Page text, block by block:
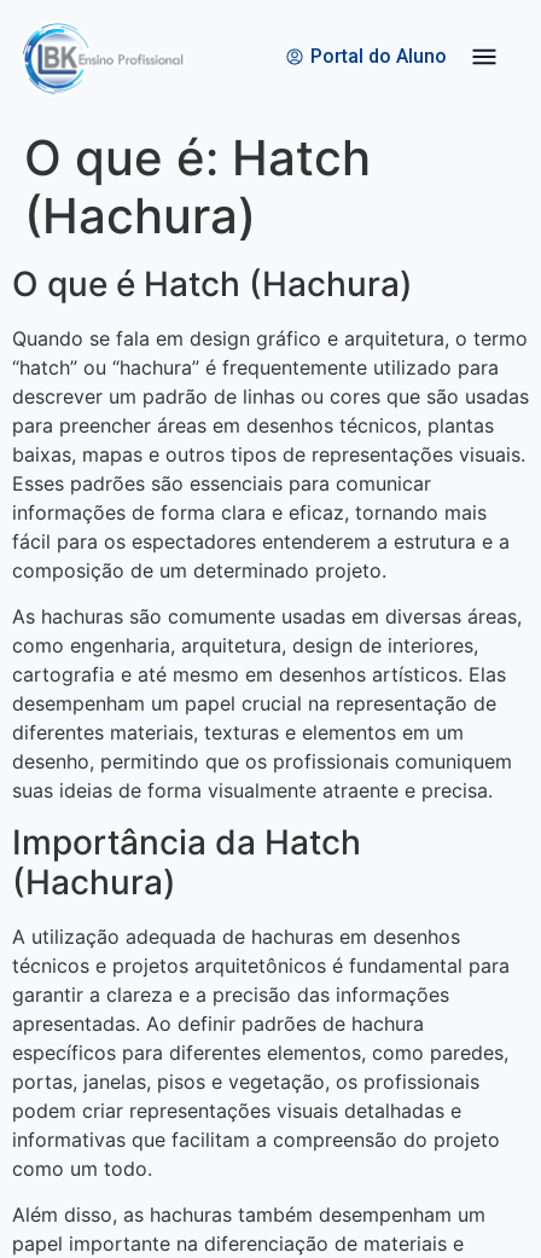
Portal do Aluno
O que é: Hatch
(Hachura)
O que é Hatch (Hachura)
Quando se fala em design gráfico e arquitetura, o termo
“hatch” ou “hachura” é frequentemente utilizado para
descrever um padrão de linhas ou cores que são usadas
para preencher áreas em desenhos técnicos, plantas
baixas, mapas e outros tipos de representações visuais.
Esses padrões são essenciais para comunicar
informações de forma clara e eficaz, tornando mais
fácil para os espectadores entenderem a estrutura e a
composição de um determinado projeto.
As hachuras são comumente usadas em diversas áreas,
como engenharia, arquitetura, design de interiores,
cartografia e até mesmo em desenhos artísticos. Elas
desempenham um papel crucial na representação de
diferentes materiais, texturas e elementos em um
desenho, permitindo que os profissionais comuniquem
suas ideias de forma visualmente atraente e precisa.
Importância da Hatch
(Hachura)
A utilização adequada de hachuras em desenhos
técnicos e projetos arquitetônicos é fundamental para
garantir a clareza e a precisão das informações
apresentadas. Ao definir padrões de hachura
específicos para diferentes elementos, como paredes,
portas, janelas, pisos e vegetação, os profissionais
podem criar representações visuais detalhadas e
informativas que facilitam a compreensão do projeto
como um todo.
Além disso, as hachuras também desempenham um
papel importante na diferenciação de materiais e